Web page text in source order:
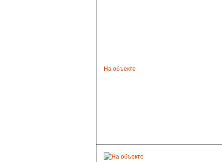
На объекте